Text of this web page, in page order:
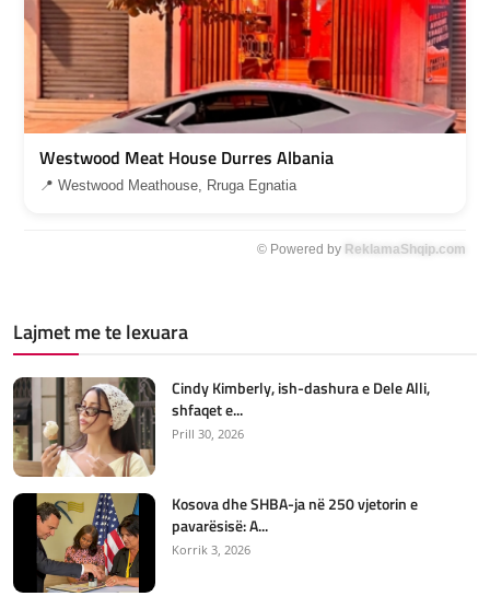
Westwood Meat House Durres Albania
📍 Westwood Meathouse, Rruga Egnatia
© Powered by ReklamaShqip.com
Lajmet me te lexuara
Cindy Kimberly, ish-dashura e Dele Alli,
shfaqet e...
Prill 30, 2026
Kosova dhe SHBA-ja në 250 vjetorin e
pavarësisë: A...
Korrik 3, 2026